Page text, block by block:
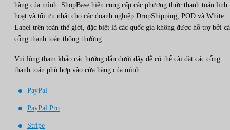
hàng của mình. ShopBase hiện cung cấp các phương thức thanh toán linh
hoạt và tối ưu nhất cho các doanh nghiệp DropShipping, POD và White
Label trên toàn thế giới, đặc biệt là các quốc gia không được hỗ trợ bởi
cổng thanh toán thông thường.
Vui lòng tham khảo các hướng dẫn dưới đây để có thể cài đặt các cổng
thanh toán phù hợp vào cửa hàng của mình:
PayPal
PayPal Pro
Stripe